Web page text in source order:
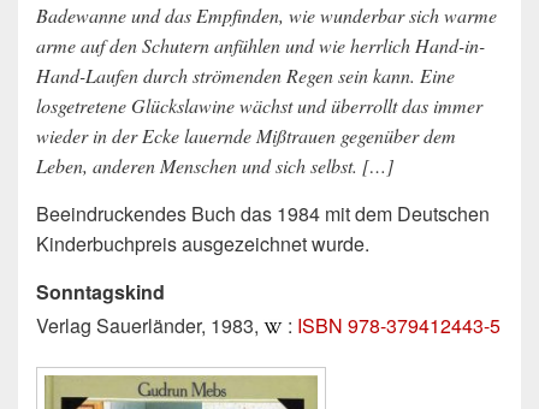
Badewanne und das Empfinden, wie wunderbar sich warme
arme auf den Schutern anfühlen und wie herrlich Hand-in-
Hand-Laufen durch strömenden Regen sein kann. Eine
losgetretene Glückslawine wächst und überrollt das immer
wieder in der Ecke lauernde Mißtrauen gegenüber dem
Leben, anderen Menschen und sich selbst. […]
Beeindruckendes Buch das 1984 mit dem Deutschen
Kinderbuchpreis ausgezeichnet wurde.
Sonntagskind
Verlag Sauerländer, 1983,
: ISBN 978-379412443-5